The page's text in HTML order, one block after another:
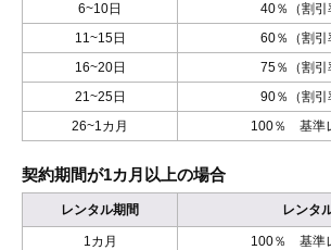
6~10日
40％（割引
11~15日
60％（割引
16~20日
75％（割引
21~25日
90％（割引
26~1カ月
100％ 基準
契約期間が1カ月以上の場合
レンタル期間 レンタ
1カ月
100％ 基準